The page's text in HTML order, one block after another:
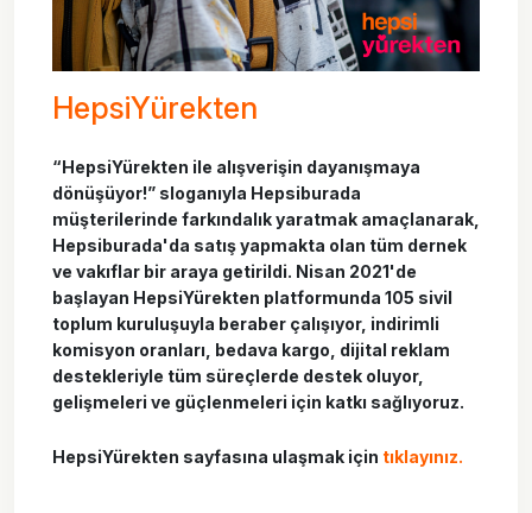
HepsiYürekten
“HepsiYürekten ile alışverişin dayanışmaya
dönüşüyor!” sloganıyla Hepsiburada
müşterilerinde farkındalık yaratmak amaçlanarak,
Hepsiburada'da satış yapmakta olan tüm dernek
ve vakıflar bir araya getirildi. Nisan 2021'de
başlayan HepsiYürekten platformunda 105 sivil
toplum kuruluşuyla beraber çalışıyor, indirimli
komisyon oranları, bedava kargo, dijital reklam
destekleriyle tüm süreçlerde destek oluyor,
gelişmeleri ve güçlenmeleri için katkı sağlıyoruz.
HepsiYürekten sayfasına ulaşmak için tıklayınız.